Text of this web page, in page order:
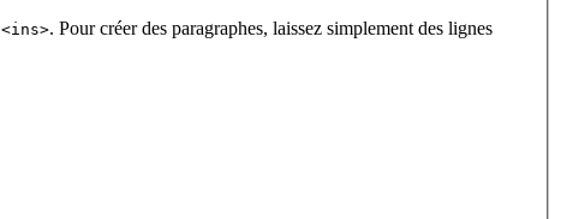
<ins>. Pour créer des paragraphes, laissez simplement des lignes